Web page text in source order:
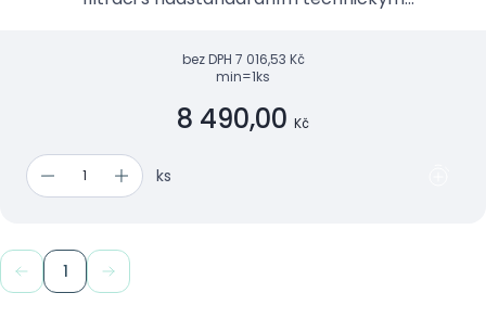
bez DPH 7 016,53 Kč
min=1ks
8 490,00 Kč
ks
1